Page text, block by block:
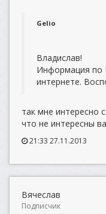
Gelio
Владислав!
Информация по
интернете.
так мне интересно
что не интересны
21:33 27.11.2013
Вячеслав
Подписчик